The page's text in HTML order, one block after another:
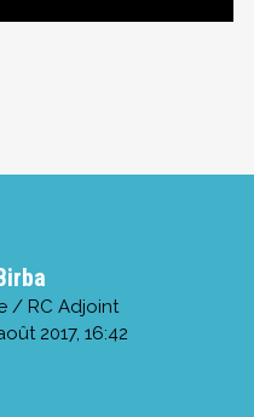
/ RC Adjoint
2017, 16:42